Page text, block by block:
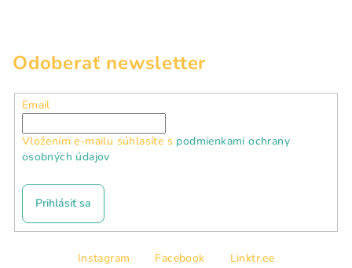
Odoberať newsletter
Email
Vložením e-mailu súhlasíte s podmienkami ochrany
osobných údajov
Prihlásiť sa
Instagram Facebook Linktr.ee